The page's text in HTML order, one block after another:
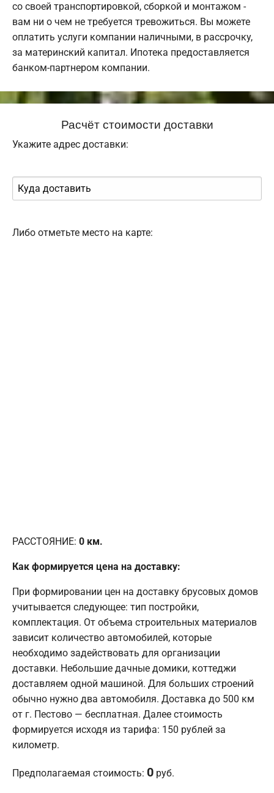
со своей транспортировкой, сборкой и монтажом -
вам ни о чем не требуется тревожиться. Вы можете
оплатить услуги компании наличными, в рассрочку,
за материнский капитал. Ипотека предоставляется
банком-партнером компании.
Расчёт стоимости доставки
Укажите адрес доставки:
Либо отметьте место на карте:
РАССТОЯНИЕ: 0 км.
Как формируется цена на доставку:
При формировании цен на доставку брусовых домов
учитывается следующее: тип постройки,
комплектация. От объема строительных материалов
зависит количество автомобилей, которые
необходимо задействовать для организации
доставки. Небольшие дачные домики, коттеджи
доставляем одной машиной. Для больших строений
обычно нужно два автомобиля. Доставка до 500 км
от г. Пестово — бесплатная. Далее стоимость
формируется исходя из тарифа: 150 рублей за
километр.
Предполагаемая стоимость: 0 руб.